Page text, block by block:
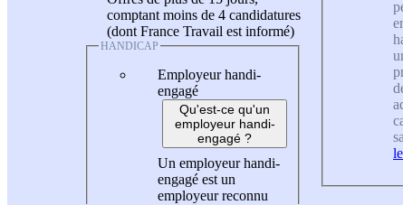
comptant moins de 4 candidatures
(dont France Travail est informé)
HANDICAP
Employeur handi-
engagé
Qu'est-ce qu'un
employeur handi-
engagé ?
Un employeur handi-
engagé est un
employeur reconnu